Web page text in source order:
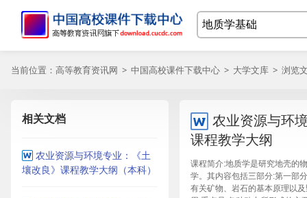
当前位置： 高等教育资讯网 > 中国高校课件下载中心 > 大学文库 > 浏览
相关文档
农业资源与环境专业：《土
壤改良》课程教学大纲（本科）
农业资源与环
课程教学大纲
课程简介:地质学是研究地壳的
学。其内容包括三部分:第一部
有关矿物、岩石的基本原理以